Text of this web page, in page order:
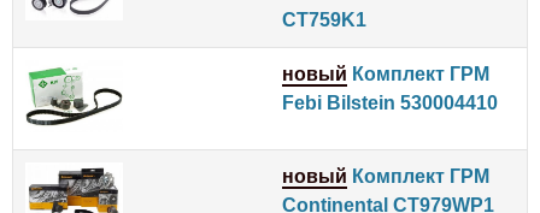
CT759K1
новый Комплект ГРМ
Febi Bilstein 530004410
новый Комплект ГРМ
Continental CT979WP1